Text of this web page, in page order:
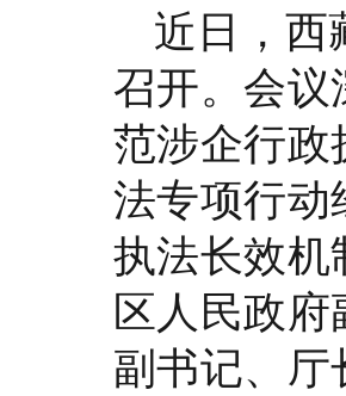
近日，西
召开。会
范涉企行
法专项行
执法长效
区人民政
副书记、